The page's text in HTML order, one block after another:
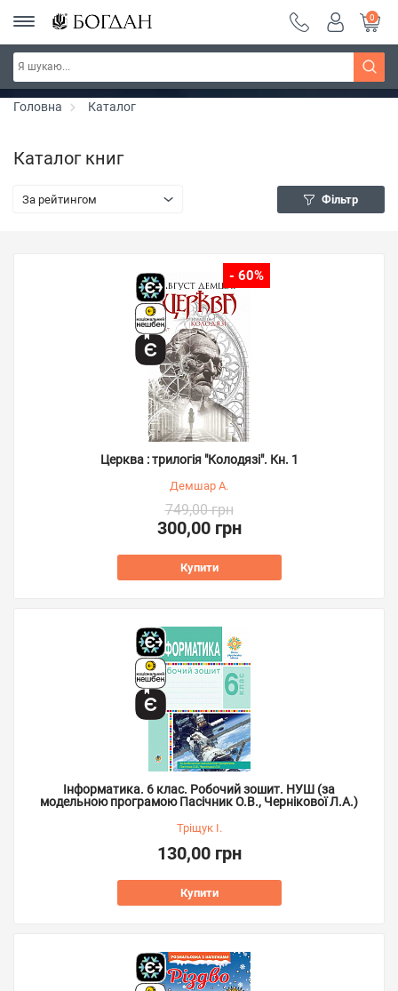
РОЗПРОДАЖ ~ 150 грн ~ 200 грн ~ 250 грн ~
300 грн ~ РОЗПРОДАЖ
Дізнатись більше
0
Головна Каталог
Каталог книг
За рейтингом Фільтр
- 60%
Церква : трилогія "Колодязі". Кн. 1
Демшар А.
749,00 грн
300,00 грн
Купити
Інформатика. 6 клас. Робочий зошит. НУШ (за
модельною програмою Пасічник О.В., Чернікової Л.А.)
Тріщук І.
130,00 грн
Купити